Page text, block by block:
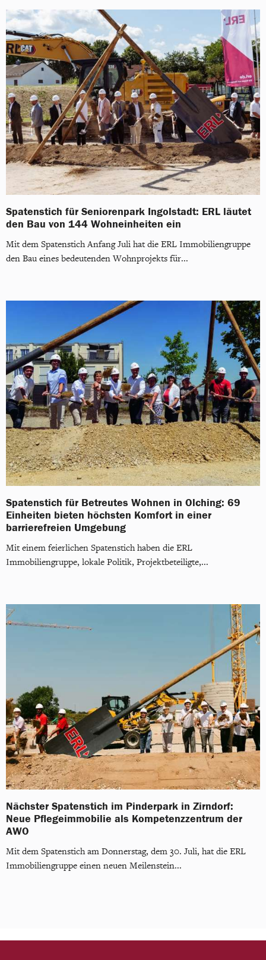
Spatenstich für Seniorenpark Ingolstadt: ERL läutet
den Bau von 144 Wohneinheiten ein
Mit dem Spatenstich Anfang Juli hat die ERL Immobiliengruppe
den Bau eines bedeutenden Wohnprojekts für...
Spatenstich für Betreutes Wohnen in Olching: 69
Einheiten bieten höchsten Komfort in einer
barrierefreien Umgebung
Mit einem feierlichen Spatenstich haben die ERL
Immobiliengruppe, lokale Politik, Projektbeteiligte,...
Nächster Spatenstich im Pinderpark in Zirndorf:
Neue Pflegeimmobilie als Kompetenzzentrum der
AWO
Mit dem Spatenstich am Donnerstag, dem 30. Juli, hat die ERL
Immobiliengruppe einen neuen Meilenstein...